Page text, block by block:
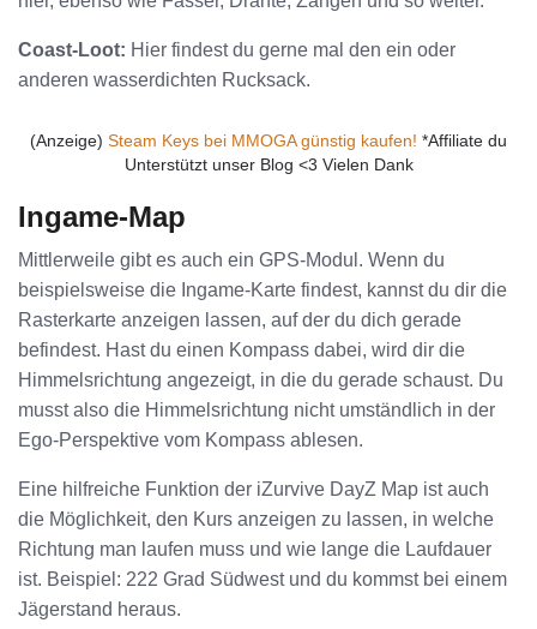
Coast-Loot: Hier findest du gerne mal den ein oder
anderen wasserdichten Rucksack.
(Anzeige) Steam Keys bei MMOGA günstig kaufen! *Affiliate du
Unterstützt unser Blog <3 Vielen Dank
Ingame-Map
Mittlerweile gibt es auch ein GPS-Modul. Wenn du
beispielsweise die Ingame-Karte findest, kannst du dir die
Rasterkarte anzeigen lassen, auf der du dich gerade
befindest. Hast du einen Kompass dabei, wird dir die
Himmelsrichtung angezeigt, in die du gerade schaust. Du
musst also die Himmelsrichtung nicht umständlich in der
Ego-Perspektive vom Kompass ablesen.
Eine hilfreiche Funktion der iZurvive DayZ Map ist auch
die Möglichkeit, den Kurs anzeigen zu lassen, in welche
Richtung man laufen muss und wie lange die Laufdauer
ist. Beispiel: 222 Grad Südwest und du kommst bei einem
Jägerstand heraus.